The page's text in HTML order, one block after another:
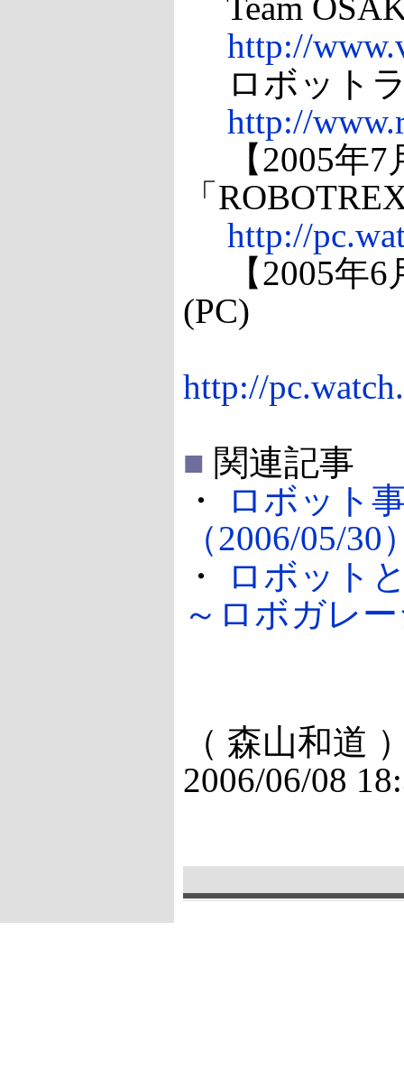
http://
ロボット
http://
【2005年7
「
http://
【2005年6
(PC)
http://
■ 関連記事
・
ロボット
（2006/05/30
・
ロボット
～ロボガレ
（ 森山和道
2006/06/08